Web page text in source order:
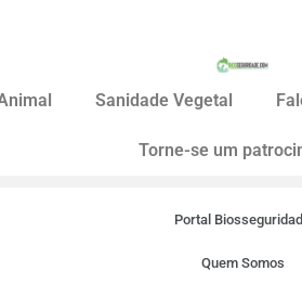
Sanidade Vegetal
Torne-se um
Portal
Quem Somos